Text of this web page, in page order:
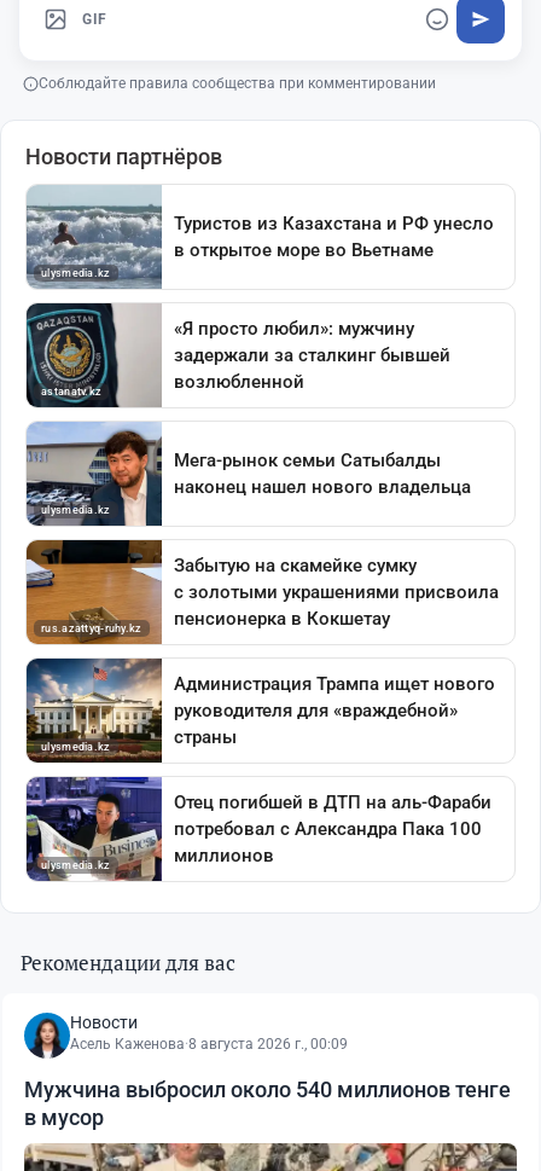
GIF
Соблюдайте правила сообщества при комментировании
Рекомендации для вас
Новости
Асель Каженова·8 августа 2026 г., 00:09
Мужчина выбросил около 540 миллионов тенге
в мусор